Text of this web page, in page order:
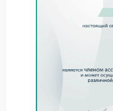
проблема именно в
Основные
привода из
К сбоям в работе